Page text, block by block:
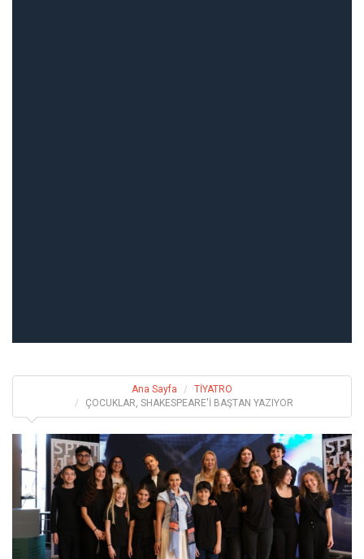
Ana Sayfa
TİYATRO
ÇOCUKLAR, SHAKESPEARE'İ BAŞTAN YAZIYOR